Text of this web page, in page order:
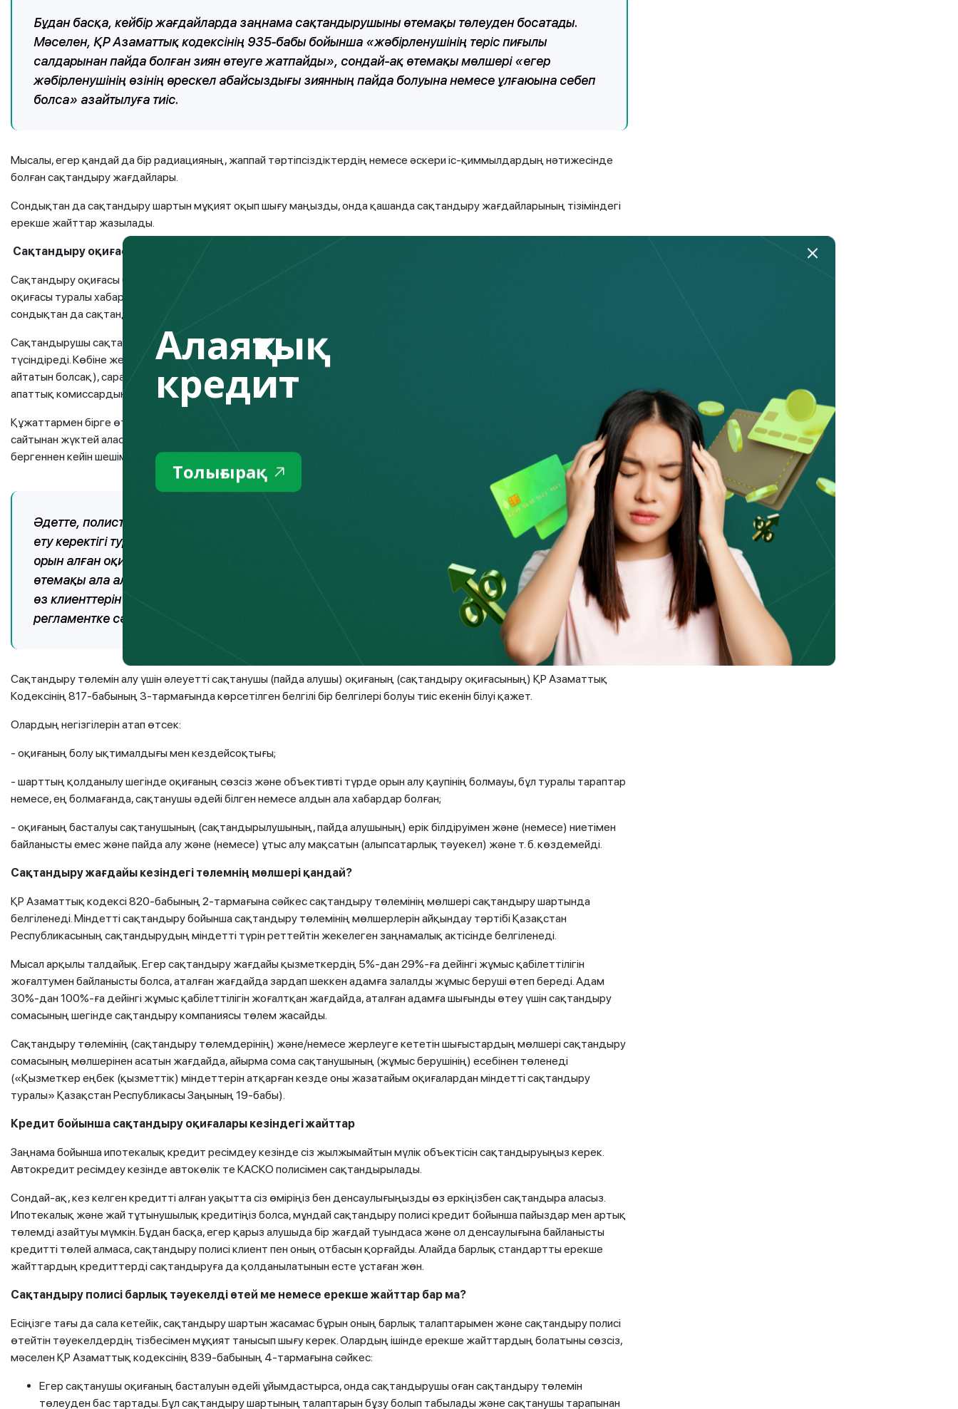
Бұдан басқа, кейбір жағдайларда заңнама сақтандырушыны өтемақы төлеуден босатады.
Мәселен, ҚР Азаматтық кодексінің 935-бабы бойынша «жәбірленушінің теріс пиғылы
салдарынан пайда болған зиян өтеуге жатпайды», сондай-ақ өтемақы мөлшері «егер
жәбірленушінің өзінің өрескел абайсыздығы зиянның пайда болуына немесе ұлғаюына себеп
болса» азайтылуға тиіс.
Мысалы, егер қандай да бір радиацияның, жаппай тәртіпсіздіктердің немесе әскери іс-қиммылдардың нәтижесінде
болған сақтандыру жағдайлары.
Сондықтан да сақтандыру шартын мұқият оқып шығу маңызды, онда қашанда сақтандыру жағдайларының тізіміндегі
ерекше жайттар жазылады.
Сақтандыру оқиғасы басталған кезде не істеу қажет
Сақтандыру оқиғасы басталған кезде сақтандыру компаниясына барынша жылдам хабарласу маңызды. Сақтандыру
оқиғасы туралы хабарлау маңызды болып саналатын мерзімдер сақтандыру шартында жазылған. Олар үнемі шектеулі,
сондықтан да сақтандыру компаниясына қоңырауды кейінге қалдырмағаныңыз жөн.
Сақтандырушы сақтандыру оқиғасының басталғанын растайтын қандай құжаттарды жинап, ұсыну керектігін
түсіндіреді. Көбіне жеке куәлік, полис, медициналық құжаттар (егер біз өмірді және денсаулықты сақтандыру туралы
айтатын болсақ), сарапшылардың қорытындылары (егер жылжымайтын мүліктің зияны туралы айтатын болсақ),
апаттық комиссардың хаттамасы (егер ЖКО орын алса) қажет.
Құжаттармен бірге өтінішті толтыру қажет болады — бланкіні әдетте сақтандырушы ұсынады не компанияның
сайтынан жүктей аласыз немесе олардың мобильді қосымшасында ресімдей аласыз. Өтініш пен растайтын құжаттарды
бергеннен кейін шешімді күту қажет. Егер оң шешім болса, сізге сақтандыру төлемі төленеді.
Әдетте, полисті сатып алғанда клиент сақтандыру оқиғасы басталған кезде оған қалай әрекет
ету керектігі туралы егжей-тегжейлі жадынама беріледі — оны бағдарға алуға болады. Егер
орын алған оқиға сақтандыру оқиғасының өлшемшарттарына сәйкес келсе, полис иесі
өтемақы ала алады. Ол үшін барлық құжатты дұрыс ресімдеу қажет. Сақтандыру компаниясы
өз клиенттерін бақыламайды және орын алған жағдаят туралы хабарсыз. Сондықтан да
регламентке сәйкес өтініш беру қажет.
Сақтандыру төлемін алу үшін әлеуетті сақтанушы (пайда алушы) оқиғаның (сақтандыру оқиғасының) ҚР Азаматтық
Кодексінің 817-бабының 3-тармағында көрсетілген белгілі бір белгілері болуы тиіс екенін білуі қажет.
Олардың негізгілерін атап өтсек:
- оқиғаның болу ықтималдығы мен кездейсоқтығы;
- шарттың қолданылу шегінде оқиғаның сөзсіз және объективті түрде орын алу қаупінің болмауы, бұл туралы тараптар
немесе, ең болмағанда, сақтанушы әдейі білген немесе алдын ала хабардар болған;
- оқиғаның басталуы сақтанушының (сақтандырылушының, пайда алушының) ерік білдіруімен және (немесе) ниетімен
байланысты емес және пайда алу және (немесе) ұтыс алу мақсатын (алыпсатарлық тәуекел) және т. б. көздемейді.
Сақтандыру жағдайы кезіндегі төлемнің мөлшері қандай?
ҚР Азаматтық кодексі 820-бабының 2-тармағына сәйкес сақтандыру төлемінің мөлшері сақтандыру шартында
белгіленеді. Міндетті сақтандыру бойынша сақтандыру төлемінің мөлшерлерін айқындау тәртібі Қазақстан
Республикасының сақтандырудың міндетті түрін реттейтін жекелеген заңнамалық актісінде белгіленеді.
Мысал арқылы талдайық. Егер сақтандыру жағдайы қызметкердің 5%-дан 29%-ға дейінгі жұмыс қабілеттілігін
жоғалтумен байланысты болса, аталған жағдайда зардап шеккен адамға залалды жұмыс беруші өтеп береді. Адам
30%-дан 100%-ға дейінгі жұмыс қабілеттілігін жоғалтқан жағдайда, аталған адамға шығынды өтеу үшін сақтандыру
сомасының шегінде сақтандыру компаниясы төлем жасайды.
Сақтандыру төлемінің (сақтандыру төлемдерінің) және/немесе жерлеуге кететін шығыстардың мөлшері сақтандыру
сомасының мөлшерінен асатын жағдайда, айырма сома сақтанушының (жұмыс берушінің) есебінен төленеді
(«Қызметкер еңбек (қызметтік) міндеттерін атқарған кезде оны жазатайым оқиғалардан міндетті сақтандыру
туралы» Қазақстан Республикасы Заңының 19-бабы).
Кредит бойынша сақтандыру оқиғалары кезіндегі жайттар
Заңнама бойынша ипотекалық кредит ресімдеу кезінде сіз жылжымайтын мүлік объектісін сақтандыруыңыз керек.
Автокредит ресімдеу кезінде автокөлік те КАСКО полисімен сақтандырылады.
Сондай-ақ, кез келген кредитті алған уақытта сіз өміріңіз бен денсаулығыңызды өз еркіңізбен сақтандыра аласыз.
Ипотекалық және жай тұтынушылық кредитіңіз болса, мұндай сақтандыру полисі кредит бойынша пайыздар мен артық
төлемді азайтуы мүмкін. Бұдан басқа, егер қарыз алушыда бір жағдай туындаса және ол денсаулығына байланысты
кредитті төлей алмаса, сақтандыру полисі клиент пен оның отбасын қорғайды. Алайда барлық стандартты ерекше
жайттардың кредиттерді сақтандыруға да қолданылатынын есте ұстаған жөн.
Сақтандыру полисі барлық тәуекелді өтей ме немесе ерекше жайттар бар ма?
Есіңізге тағы да сала кетейік, сақтандыру шартын жасамас бұрын оның барлық талаптарымен және сақтандыру полисі
өтейтін тәуекелдердің тізбесімен мұқият танысып шығу керек. Олардың ішінде ерекше жайттардың болатыны сөзсіз,
мәселен ҚР Азаматтық кодексінің 839-бабының 4-тармағына сәйкес:
Егер сақтанушы оқиғаның басталуын әдейі ұйымдастырса, онда сақтандырушы оған сақтандыру төлемін
төлеуден бас тартады. Бұл сақтандыру шартының талаптарын бұзу болып табылады және сақтанушы тарапынан
Алаяқтық
кредит
Толығырақ